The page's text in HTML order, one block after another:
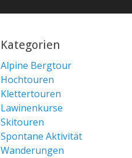
Kategorien
Alpine Bergtour
Hochtouren
Klettertouren
Lawinenkurse
Skitouren
Spontane Aktivität
Wanderungen